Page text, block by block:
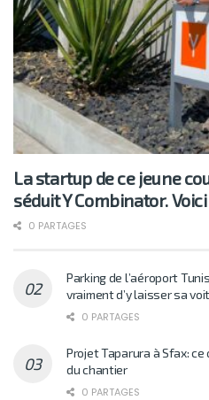
La startup de ce jeune
séduit Y Combinator.
0 PARTAGES
Parking de l’aéroport
vraiment d’y laisser sa
0 PARTAGES
Projet Taparura à Sfax:
du chantier
0 PARTAGES